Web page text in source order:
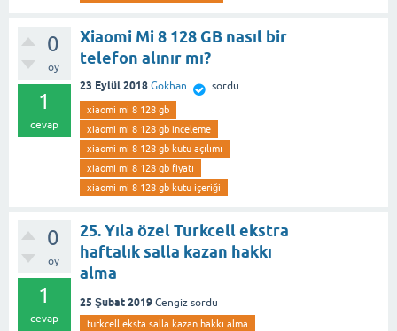
0
oy
1
cevap
Xiaomi Mi 8 128 GB nasıl bir
telefon alınır mı?
23 Eylül 2018 Gokhan sordu
xiaomi mi 8 128 gb
xiaomi mi 8 128 gb inceleme
xiaomi mi 8 128 gb kutu açılımı
xiaomi mi 8 128 gb fiyatı
xiaomi mi 8 128 gb kutu içeriği
0
oy
1
cevap
25. Yıla özel Turkcell ekstra
haftalık salla kazan hakkı
alma
25 Şubat 2019 Cengiz sordu
turkcell eksta salla kazan hakkı alma